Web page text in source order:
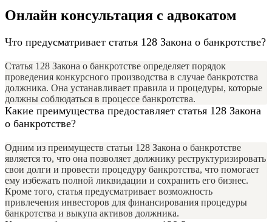
Онлайн консультация с адвокатом
Что предусматривает статья 128 Закона о банкротстве?
Статья 128 Закона о банкротстве определяет порядок
проведения конкурсного производства в случае банкротства
должника. Она устанавливает правила и процедуры, которые
должны соблюдаться в процессе банкротства.
Какие преимущества предоставляет статья 128 Закона
о банкротстве?
Одним из преимуществ статьи 128 Закона о банкротстве
является то, что она позволяет должнику реструктуризировать
свои долги и провести процедуру банкротства, что помогает
ему избежать полной ликвидации и сохранить его бизнес.
Кроме того, статья предусматривает возможность
привлечения инвесторов для финансирования процедуры
банкротства и выкупа активов должника.